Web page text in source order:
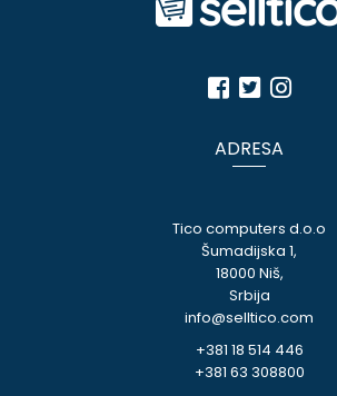
ADRESA
Tico computers d.o.o
Šumadijska 1,
18000 Niš,
Srbija
info@selltico.com
+381 18 514 446
+381 63 308800